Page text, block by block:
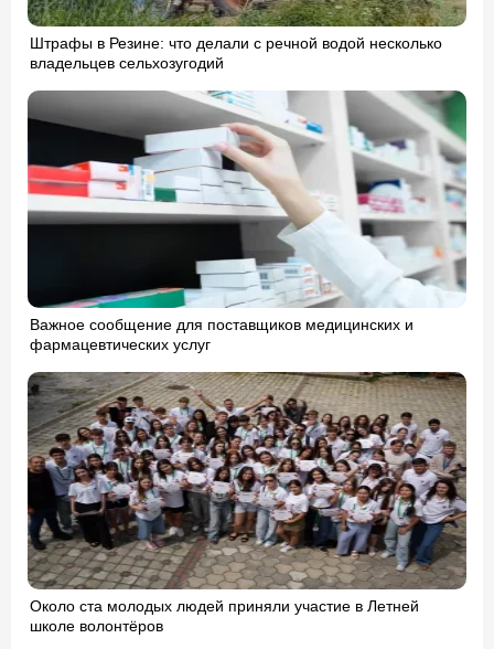
Штрафы в Резине: что делали с речной водой несколько
владельцев сельхозугодий
Важное сообщение для поставщиков медицинских и
фармацевтических услуг
Около ста молодых людей приняли участие в Летней
школе волонтёров